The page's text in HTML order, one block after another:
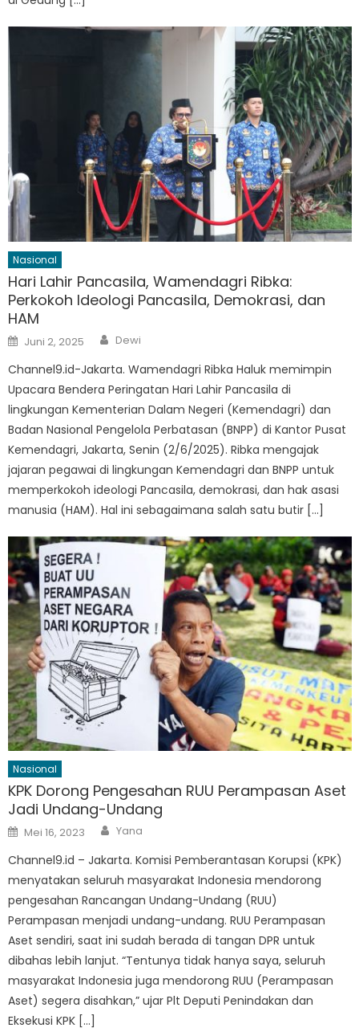
Nasional
Hari Lahir Pancasila, Wamendagri Ribka:
Perkokoh Ideologi Pancasila, Demokrasi, dan
HAM
Posted
on
Juni 2, 2025 Author
Dewi
Channel9.id-Jakarta. Wamendagri Ribka Haluk memimpin
Upacara Bendera Peringatan Hari Lahir Pancasila di
lingkungan Kementerian Dalam Negeri (Kemendagri) dan
Badan Nasional Pengelola Perbatasan (BNPP) di Kantor Pusat
Kemendagri, Jakarta, Senin (2/6/2025). Ribka mengajak
jajaran pegawai di lingkungan Kemendagri dan BNPP untuk
memperkokoh ideologi Pancasila, demokrasi, dan hak asasi
manusia (HAM). Hal ini sebagaimana salah satu butir […]
Nasional
KPK Dorong Pengesahan RUU Perampasan Aset
Jadi Undang-Undang
Posted
on
Mei 16, 2023 Author
Yana
Channel9.id – Jakarta. Komisi Pemberantasan Korupsi (KPK)
menyatakan seluruh masyarakat Indonesia mendorong
pengesahan Rancangan Undang-Undang (RUU)
Perampasan menjadi undang-undang. RUU Perampasan
Aset sendiri, saat ini sudah berada di tangan DPR untuk
dibahas lebih lanjut. “Tentunya tidak hanya saya, seluruh
masyarakat Indonesia juga mendorong RUU (Perampasan
Aset) segera disahkan,” ujar Plt Deputi Penindakan dan
Eksekusi KPK […]